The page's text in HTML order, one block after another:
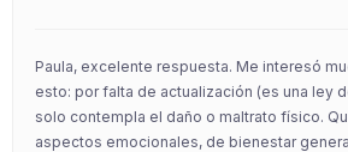
Paula, excelente respuesta. Me interesó
esto: por falta de actualización (es una ley
solo contempla el daño o maltrato físico.
aspectos emocionales, de bienestar